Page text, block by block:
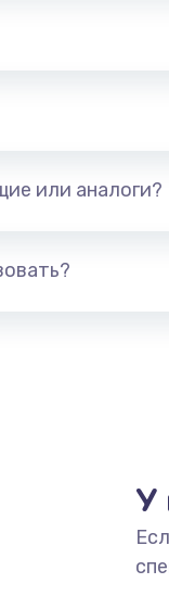
или аналоги?
У